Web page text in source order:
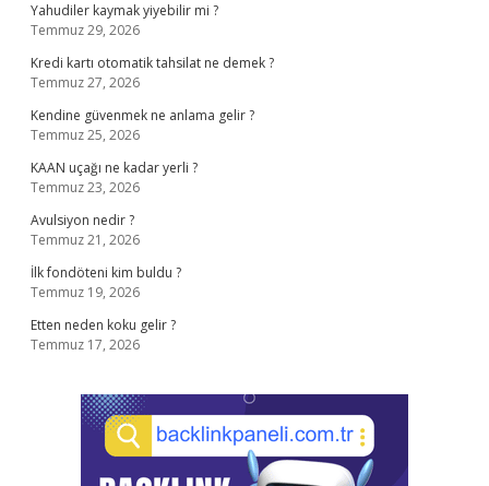
Yahudiler kaymak yiyebilir mi ?
Temmuz 29, 2026
Kredi kartı otomatik tahsilat ne demek ?
Temmuz 27, 2026
Kendine güvenmek ne anlama gelir ?
Temmuz 25, 2026
KAAN uçağı ne kadar yerli ?
Temmuz 23, 2026
Avulsiyon nedir ?
Temmuz 21, 2026
İlk fondöteni kim buldu ?
Temmuz 19, 2026
Etten neden koku gelir ?
Temmuz 17, 2026